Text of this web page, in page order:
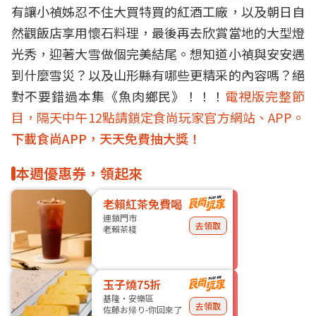
有讓小禎姊忍不住大買特買的紅酒工廠，以及朝日自
然觀飯店享用懷石料理，最後再去欣賞當地的大型燈
光秀，迎著大雪做個完美結尾。想知道小禎與安安遇
到什麼雪災？以及山形縣有哪些更精采的內容嗎？絕
對不要錯過本集《魚肉鄉民》！！！ 電視版完整節
目，隔天中午12點請鎖定食尚玩家官方網站、APP。
下載食尚APP，天天免費抽大獎！
本週優惠券，領起來
老賴紅茶免費喝
連鎖門市
老賴茶棧
去領取
玉子燒75折
基隆・安樂區
佐藤お帰り-你回來了
去領取